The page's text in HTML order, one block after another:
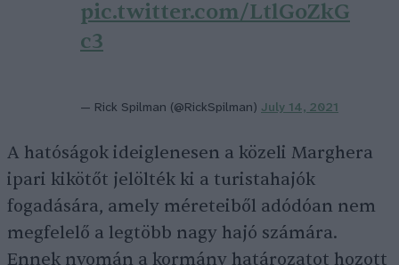
pic.twitter.com/LtlGoZkG
c3
— Rick Spilman (@RickSpilman) July 14, 2021
A hatóságok ideiglenesen a közeli Marghera
ipari kikötőt jelölték ki a turistahajók
fogadására, amely méreteiből adódóan nem
megfelelő a legtöbb nagy hajó számára.
Ennek nyomán a kormány határozatot hozott